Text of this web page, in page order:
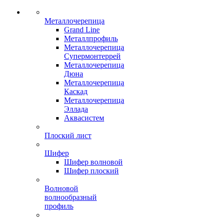
Металлочерепица
Grand Line
Металлпрофиль
Металлочерепица
Супермонтеррей
Металлочерепица
Дюна
Металлочерепица
Каскад
Металлочерепица
Эллада
Аквасистем
Плоский лист
Шифер
Шифер волновой
Шифер плоский
Волновой
волнообразный
профиль